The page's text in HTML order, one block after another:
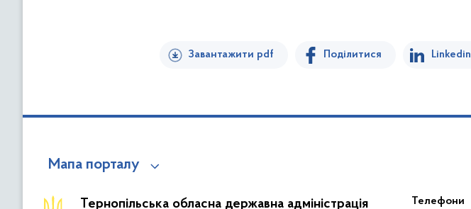
Завантажити pdf Поділитися Linkedin
Мапа порталу
Тернопільська обласна державна адміністрація Телефони